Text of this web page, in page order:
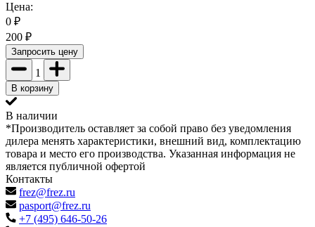
Цена:
0 ₽
200 ₽
Запросить цену
1
В корзину
В наличии
*Производитель оставляет за собой право без уведомления
дилера менять характеристики, внешний вид, комплектацию
товара и место его производства. Указанная информация не
является публичной офертой
Контакты
frez@frez.ru
pasport@frez.ru
+7 (495) 646-50-26